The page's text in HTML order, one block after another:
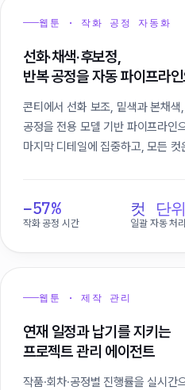
웹툰 · 작화 공정 자동화
선화·채색·후보정,
반복 공정을 자동 파이프라
콘티에서 선화 보조, 밑색과 본채
공정을 전용 모델 기반 파이프라인
마지막 디테일에 집중하고, 모든
−57%
작화 공정 시간
컷 단위
일괄 자동 처리
웹툰 · 제작 관리
연재 일정과 납기를 지키는
프로젝트 관리 에이전트
작품·회차·공정별 진행률을 실시